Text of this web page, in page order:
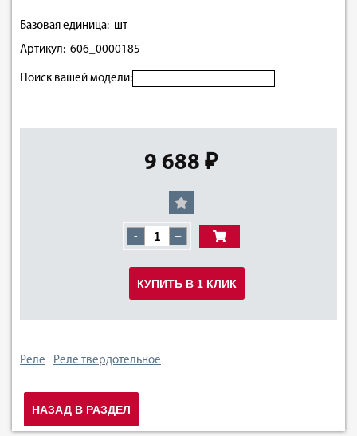
Базовая единица: шт
Артикул: 606_0000185
Поиск вашей модели:
9 688 ₽
- +
КУПИТЬ В 1 КЛИК
Реле Реле твердотельное
НАЗАД В РАЗДЕЛ